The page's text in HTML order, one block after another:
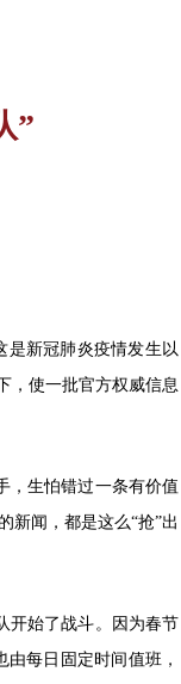
”
新冠肺炎疫情发生以
，使一批官方权威信息
生怕错过一条有价值
新闻，都是这么“抢”出
始了战斗。因为春节
每日固定时间值班，